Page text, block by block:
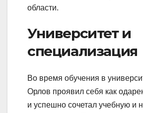
области.
Университет и
специализация
Во время обучения в
Орлов проявил себя как
и успешно сочетал учебную и